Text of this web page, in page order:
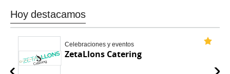
Hoy destacamos
Celebraciones y eventos
ZetaLlons Catering